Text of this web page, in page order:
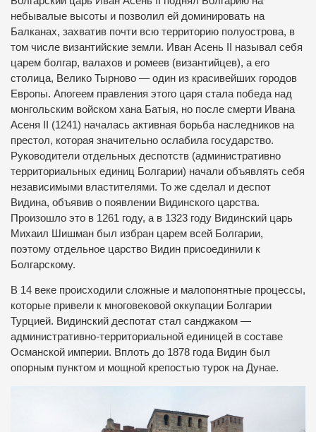
небывалые высоты и позволил ей доминировать на
Балканах, захватив почти всю территорию полуострова, в
том числе византийские земли. Иван Асень ІІ называл себя
царем болгар, валахов и ромеев (византийцев), а его
столица, Велико Тырново — один из красивейших городов
Европы. Апогеем правления этого царя стала победа над
монгольским войском хана Батыя, но после смерти Ивана
Асеня ІІ (1241) началась активная борьба наследников на
престол, которая значительно ослабила государство.
Руководители отдельных деспотств (административно
территориальных единиц Болгарии) начали объявлять себя
независимыми властителями. То же сделал и деспот
Видина, объявив о появлении Видинского царства.
Произошло это в 1261 году, а в 1323 году Видинский царь
Михаил Шишман был избран царем всей Болгарии,
поэтому отдельное царство Видин присоединили к
Болгарскому.
В 14 веке происходили сложные и малопонятные процессы,
которые привели к многовековой оккупации Болгарии
Турцией. Видинский деспотат стал санджаком —
административно-территориальной единицей в составе
Османской империи. Вплоть до 1878 года Видин был
опорным пунктом и мощной крепостью турок на Дунае.